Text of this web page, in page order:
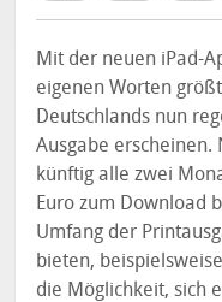
Mit der neuen iPad-
eigenen Worten
Deutschlands nun
Ausgabe erscheinen.
künftig alle zwei
Euro zum Download
Umfang der
bieten,
die Möglichkeit, sich